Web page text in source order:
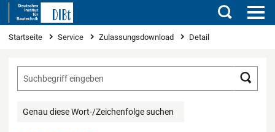
Suchen
Sie sind hier
Startseite Service Zulassungsdownload Detail
Genau diese Wort-/Zeichenfolge suchen